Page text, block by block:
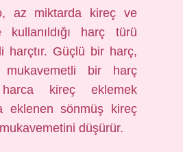
az miktarda kireç ve
kullanıldığı harç türü
harçtır. Güçlü bir harç,
bir harç
harca kireç eklemek
eklenen sönmüş kireç
düşürür.